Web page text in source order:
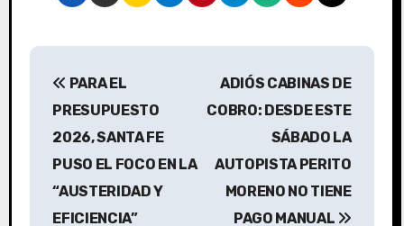
N
PARA EL
PRESUPUESTO
2026, SANTA FE
PUSO EL FOCO EN LA
“AUSTERIDAD Y
EFICIENCIA”
ADIÓS CABINAS DE
COBRO: DESDE ESTE
SÁBADO LA
AUTOPISTA PERITO
MORENO NO TIENE
PAGO MANUAL